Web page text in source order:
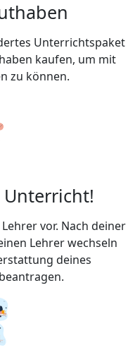
Unterrichtspaket
kaufen, um mit
zu können.
vor. Nach deiner
Lehrer wechseln
deines